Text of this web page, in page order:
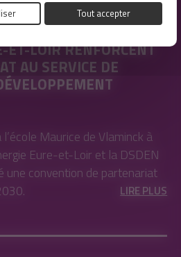
Tout accepter
EURE-ET-LOIR ET
ET-LOIR RENFORCENT
AU SERVICE DE
Maurice de Vlaminck à
Eure-et-Loir et la DSDEN
une convention de partenariat
LIRE PLUS